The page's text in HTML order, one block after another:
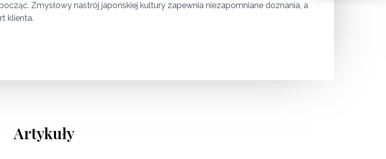
Zmysłowy nastrój japońskiej kultury zapewnia niezapomniane doznania, a
klienta.
Artykuły